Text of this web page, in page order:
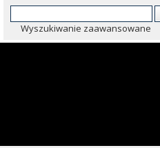
Wyszukiwanie zaawansowane